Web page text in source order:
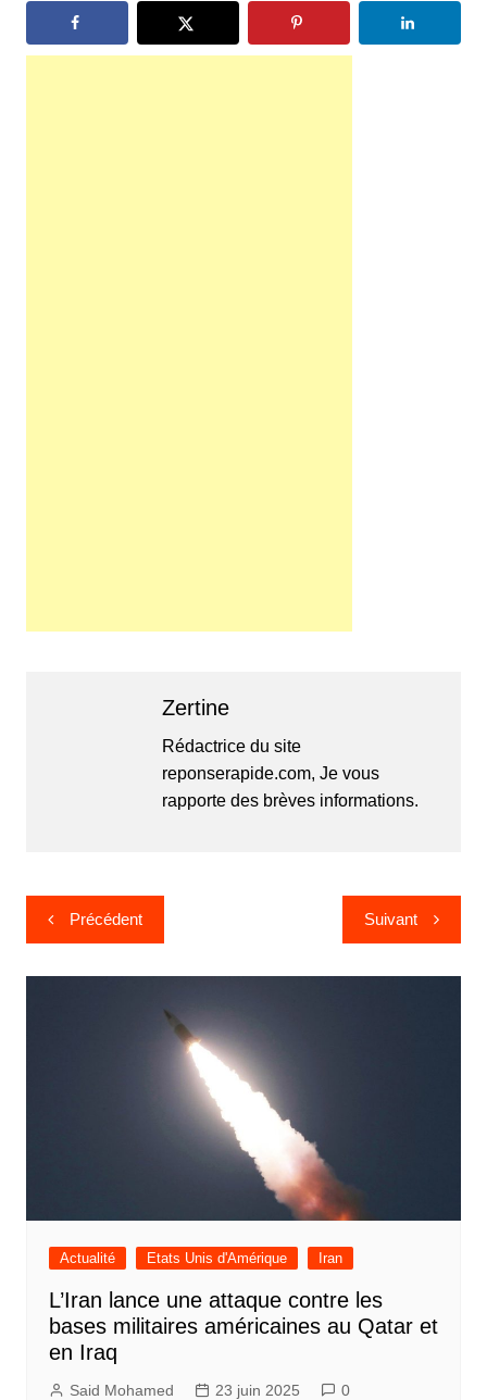
Zertine
Rédactrice du site
reponserapide.com, Je vous
rapporte des brèves informations.
Navigation
de
l’article
Précédent Suivant
Actualité Etats Unis d'Amérique Iran
L’Iran lance une attaque contre les
bases militaires américaines au Qatar et
en Iraq
Said Mohamed 23 juin 2025 0